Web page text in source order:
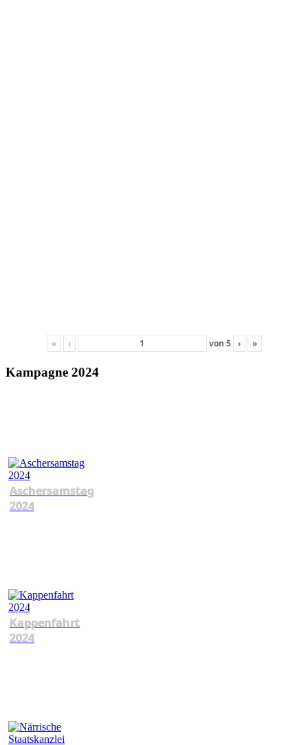
« ‹ von 5 › »
Kampagne 2024
Aschersamstag
2024
Kappenfahrt
2024